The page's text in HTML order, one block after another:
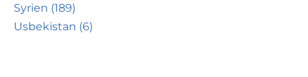
Syrien (189)
Usbekistan (6)